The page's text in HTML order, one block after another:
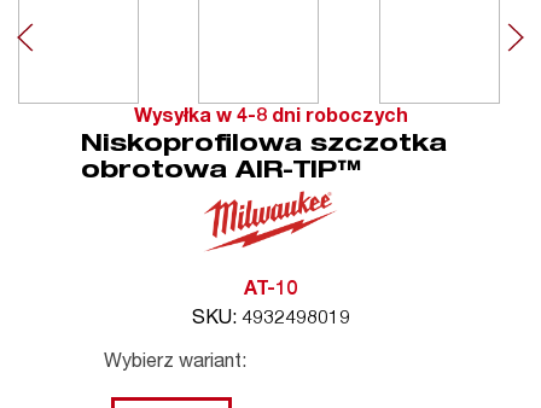
Wysyłka w 4-8 dni roboczych
Niskoprofilowa szczotka
obrotowa AIR-TIP™
AT-10
SKU: 4932498019
Wybierz wariant: